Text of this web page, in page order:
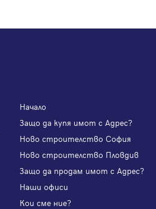
Начало
Защо да купя имот с Адрес?
Ново строителство София
Ново строителство Пловдив
Защо да продам имот с Адрес?
Наши офиси
Кои сме ние?